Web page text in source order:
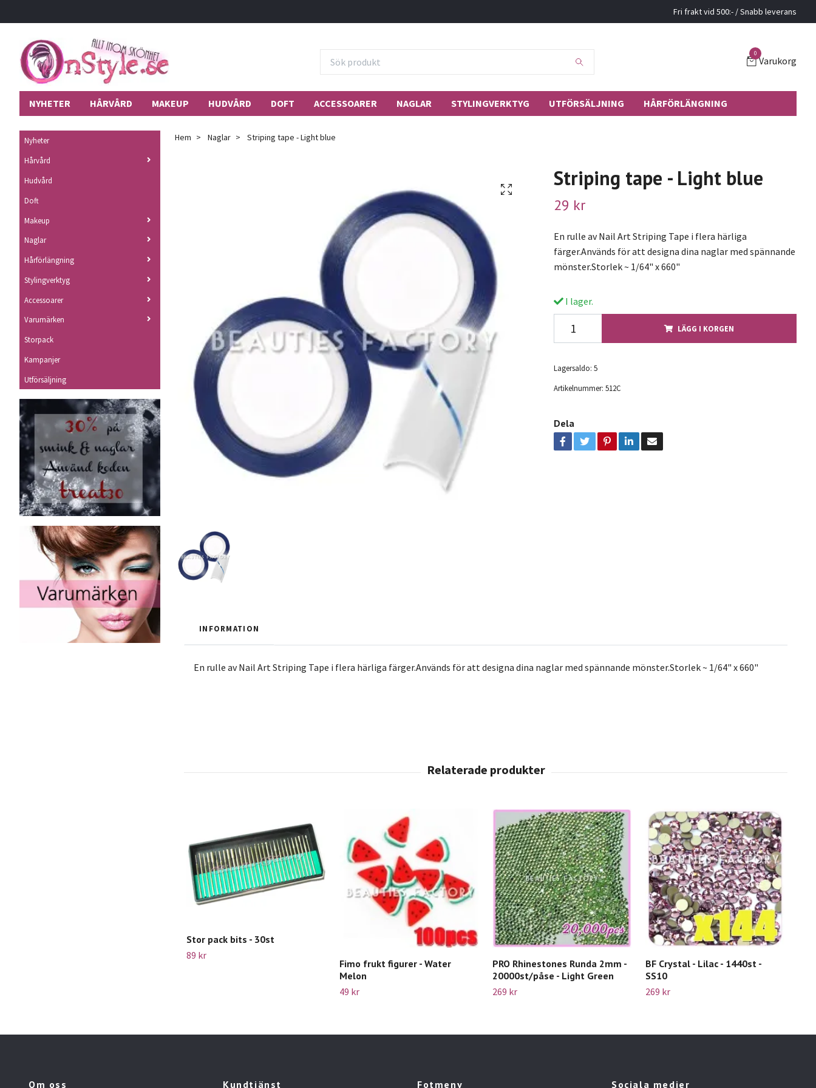
Fri frakt vid 500:- / Snabb leverans
0
Varukorg
NYHETER HÅRVÅRD MAKEUP HUDVÅRD DOFT ACCESSOARER NAGLAR STYLINGVERKTYG UTFÖRSÄLJNING HÅRFÖRLÄNGNING
Nyheter
Hårvård
Hudvård
Doft
Makeup
Naglar
Hårförlängning
Stylingverktyg
Accessoarer
Varumärken
Storpack
Kampanjer
Utförsäljning
Hem Naglar Striping tape - Light blue
Striping tape - Light blue
29 kr
En rulle av Nail Art Striping Tape i flera härliga
färger.Används för att designa dina naglar med spännande
mönster.Storlek ~ 1/64" x 660"
I lager.
LÄGG I KORGEN
Lagersaldo: 5
Artikelnummer: 512C
Dela
INFORMATION
En rulle av Nail Art Striping Tape i flera härliga färger.Används för att designa dina naglar med spännande mönster.Storlek ~ 1/64" x 660"
Stor pack bits - 30st
89 kr
Fimo frukt figurer - Water
Melon
49 kr
PRO Rhinestones Runda 2mm -
20000st/påse - Light Green
269 kr
BF Crystal - Lilac - 1440st -
SS10
269 kr
Om oss Kundtjänst Fotmeny Sociala medier